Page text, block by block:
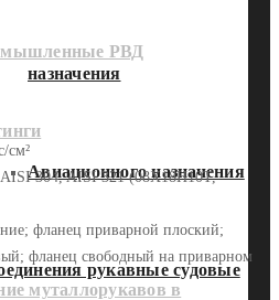
РВД
муталлорукавов в
назначения
Авиационного назначения
рукавные судовые
см²
AISI 304, AISI 321 (08Х18Н10Т,
фланец приварной плоский;
фланец свободный на приварном